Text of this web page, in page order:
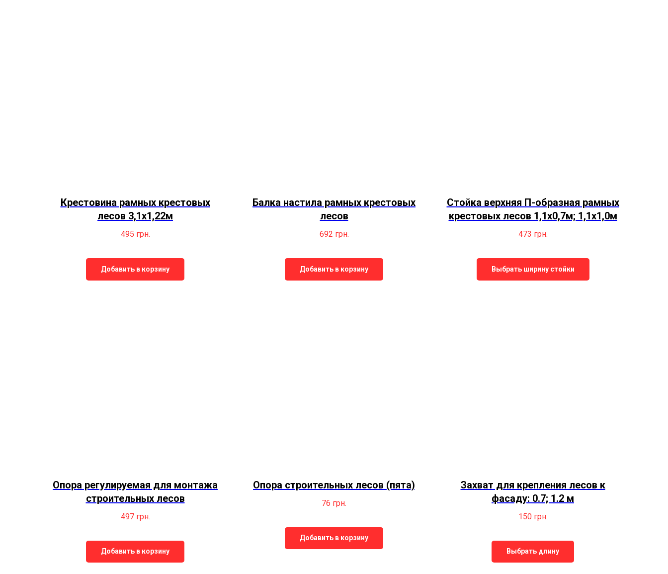
Крестовина рамных крестовых
лесов 3,1х1,22м
495 грн.
Добавить в корзину
Балка настила рамных крестовых
лесов
692 грн.
Добавить в корзину
Стойка верхняя П-образная рамных
крестовых лесов 1,1х0,7м; 1,1х1,0м
473 грн.
Выбрать ширину стойки
Опора регулируемая для монтажа
строительных лесов
497 грн.
Добавить в корзину
Опора строительных лесов (пята)
76 грн.
Добавить в корзину
Захват для крепления лесов к
фасаду: 0.7; 1.2 м
150 грн.
Выбрать длину